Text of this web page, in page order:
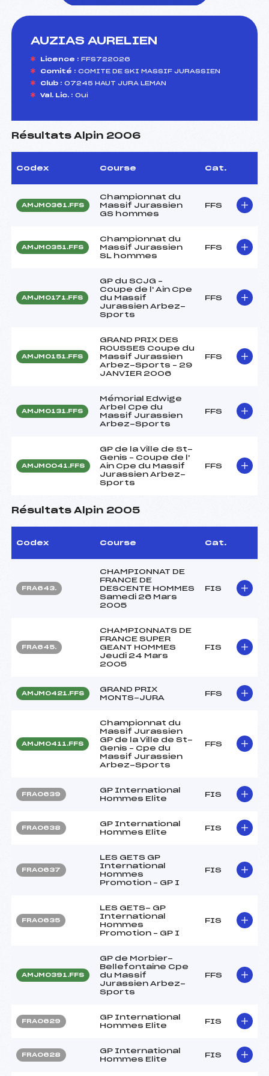
AUZIAS AURELIEN
Licence : FFS722026
Comité : COMITE DE SKI MASSIF JURASSIEN
Club : 07245 HAUT JURA LEMAN
Val. Lic. : Oui
Résultats Alpin 2006
Codex Course Cat.
AMJM0361.FFS
Championnat du
Massif Jurassien
GS hommes
FFS
AMJM0351.FFS
Championnat du
Massif Jurassien
SL hommes
FFS
AMJM0171.FFS
GP du SCJG –
Coupe de l' Ain Cpe
du Massif
Jurassien Arbez-
Sports
FFS
AMJM0151.FFS
GRAND PRIX DES
ROUSSES Coupe du
Massif Jurassien
Arbez-Sports – 29
JANVIER 2006
FFS
AMJM0131.FFS
Mémorial Edwige
Arbel Cpe du
Massif Jurassien
Arbez-Sports
FFS
AMJM0041.FFS
GP de la Ville de St-
Genis – Coupe de l'
Ain Cpe du Massif
Jurassien Arbez-
Sports
FFS
Résultats Alpin 2005
Codex Course Cat.
FRA643.
CHAMPIONNAT DE
FRANCE DE
DESCENTE HOMMES
Samedi 26 Mars
2005
FIS
FRA645.
CHAMPIONNATS DE
FRANCE SUPER
GEANT HOMMES
Jeudi 24 Mars
2005
FIS
AMJM0421.FFS
GRAND PRIX
MONTS-JURA
FFS
AMJM0411.FFS
Championnat du
Massif Jurassien
GP de la Ville de St-
Genis – Cpe du
Massif Jurassien
Arbez-Sports
FFS
FRA0639
GP International
Hommes Elite
FIS
FRA0638
GP International
Hommes Elite
FIS
FRA0637
LES GETS GP
International
Hommes
Promotion – GP I
FIS
FRA0635
LES GETS- GP
International
Hommes
Promotion – GP I
FIS
AMJM0391.FFS
GP de Morbier-
Bellefontaine Cpe
du Massif
Jurassien Arbez-
Sports
FFS
FRA0629
GP International
Hommes Elite
FIS
FRA0628
GP International
Hommes Elite
FIS